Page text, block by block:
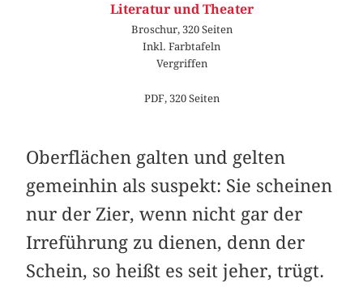
Literatur und Theater
Broschur, 320 Seiten
Inkl. Farbtafeln
Vergriffen
PDF, 320 Seiten
Oberflächen galten und gelten
gemeinhin als suspekt: Sie scheinen
nur der Zier, wenn nicht gar der
Irreführung zu dienen, denn der
Schein, so heißt es seit jeher, trügt.